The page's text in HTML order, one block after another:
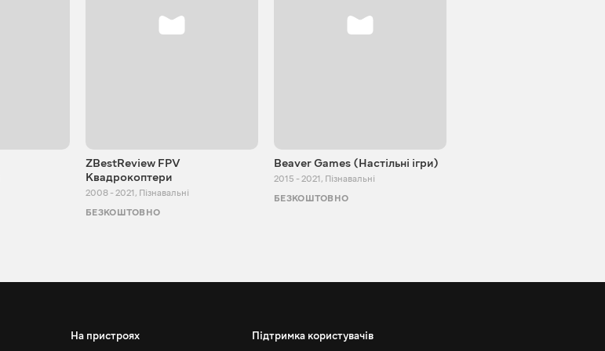
ZBestReview FPV
Квадрокоптери
2008 - 2021, Пізнавальні
БЕЗКОШТОВНО
Beaver Games (Настільні ігри)
2015 - 2021, Пізнавальні
БЕЗКОШТОВНО
На пристроях Підтримка користувачів